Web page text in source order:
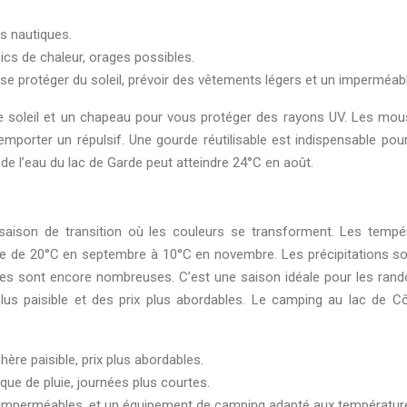
nautiques.
de chaleur, orages possibles.
protéger du soleil, prévoir des vêtements légers et un
soleil et un chapeau pour vous protéger des rayons UV. Les
un répulsif. Une gourde réutilisable est indispensable
l’eau du lac de Garde peut atteindre 24°C en août.
de transition où les couleurs se transforment. Les
de 20°C en septembre à 10°C en novembre. Les précipitations
sont encore nombreuses. C’est une saison idéale pour les
paisible et des prix plus abordables. Le camping au lac de
paisible, prix plus abordables.
de pluie, journées plus courtes.